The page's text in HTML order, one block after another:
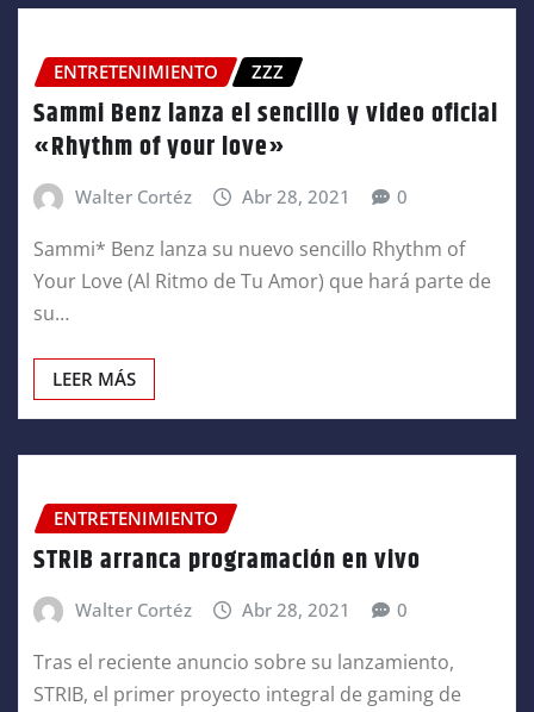
ENTRETENIMIENTO ZZZ
Sammi Benz lanza el sencillo y video oficial
«Rhythm of your love»
Walter Cortéz Abr 28, 2021 0
Sammi* Benz lanza su nuevo sencillo Rhythm of
Your Love (Al Ritmo de Tu Amor) que hará parte de
su…
LEER MÁS
ENTRETENIMIENTO
STRIB arranca programación en vivo
Walter Cortéz Abr 28, 2021 0
Tras el reciente anuncio sobre su lanzamiento,
STRIB, el primer proyecto integral de gaming de